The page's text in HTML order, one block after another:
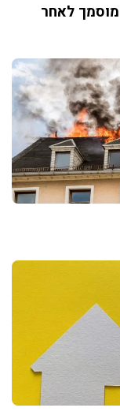
לאחר